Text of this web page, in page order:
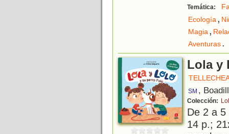
Temática:
Ecología,
Magia,
Aventuras.
Lola y
SM ,
Colección:
De 2 a
14 p.;